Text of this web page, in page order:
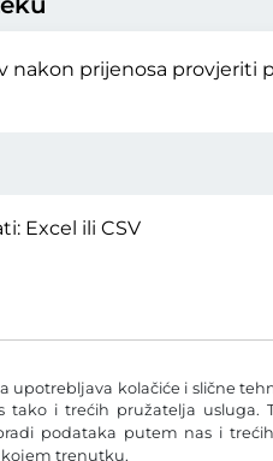
upotrebljava kolačiće i slične
tako i trećih pružatelja
podataka putem nas i
trenutku.
nakon prijenosa provjeriti
Excel ili CSV